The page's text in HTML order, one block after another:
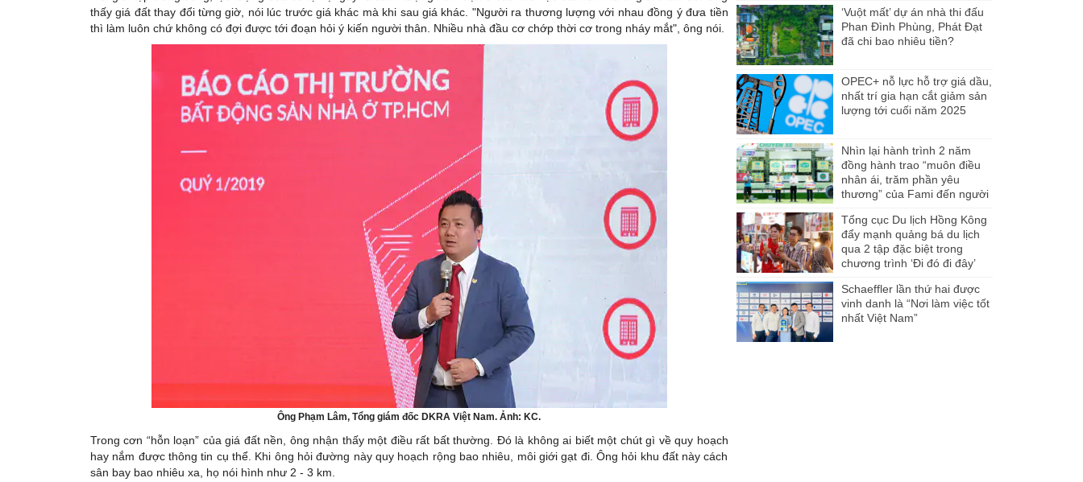
thấy giá đất thay đổi từng giờ, nói lúc trước giá khác mà khi sau giá khác. "Người ra thương lượng với nhau đồng ý đưa tiền
thì làm luôn chứ không có đợi được tới đoạn hỏi ý kiến người thân. Nhiều nhà đầu cơ chớp thời cơ trong nháy mắt", ông nói.
Ông Phạm Lâm, Tổng giám đốc DKRA Việt Nam. Ảnh: KC.
Trong cơn “hỗn loạn” của giá đất nền, ông nhận thấy một điều rất bất thường. Đó là không ai biết một chút gì về quy hoạch
hay nắm được thông tin cụ thể. Khi ông hỏi đường này quy hoạch rộng bao nhiêu, môi giới gạt đi. Ông hỏi khu đất này cách
sân bay bao nhiêu xa, họ nói hình như 2 - 3 km.
‘Vuột mất’ dự án nhà thi đấu
Phan Đình Phùng, Phát Đạt
đã chi bao nhiêu tiền?
OPEC+ nỗ lực hỗ trợ giá dầu,
nhất trí gia hạn cắt giảm sản
lượng tới cuối năm 2025
Nhìn lại hành trình 2 năm
đồng hành trao “muôn điều
nhân ái, trăm phần yêu
thương” của Fami đến người
Tổng cục Du lịch Hồng Kông
đẩy mạnh quảng bá du lịch
qua 2 tập đặc biệt trong
chương trình ‘Đi đó đi đây’
Schaeffler lần thứ hai được
vinh danh là “Nơi làm việc tốt
nhất Việt Nam”